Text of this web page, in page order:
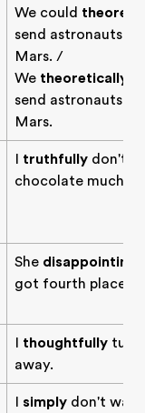
We could
send astronauts to
Mars. /
We theoretically
send astronauts to
Mars.
I truthfully don't
chocolate much.
She
got fourth place.
I thoughtfully
away.
I simply don't